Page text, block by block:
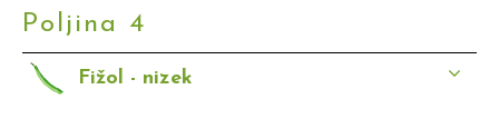
Poljina 4
Fižol - nizek